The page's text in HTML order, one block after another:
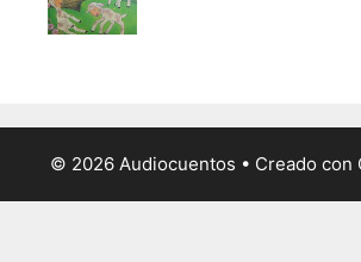
© 2026 Audiocuentos • Creado con